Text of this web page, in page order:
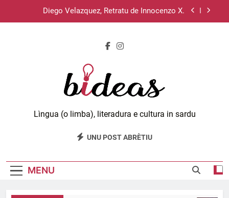
Diego Velazquez, Retratu de Innocenzo X.
Su disterru de is sardus est inghitzau…
Bideas.org
Lìngua (o limba), literadura e cultura in sardu
UNU POST ABRÈTIU
MENU